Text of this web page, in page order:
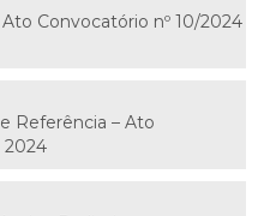
Convocatório nº 10/2024
Referência – Ato
2024